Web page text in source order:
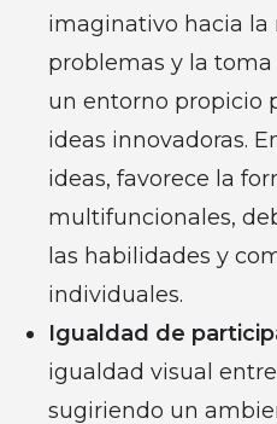
imaginativo hacia la
problemas y la
un entorno propicio
ideas innovadoras.
ideas, favorece la
multifuncionales,
las habilidades y
individuales.
Igualdad de
igualdad visual
sugiriendo un